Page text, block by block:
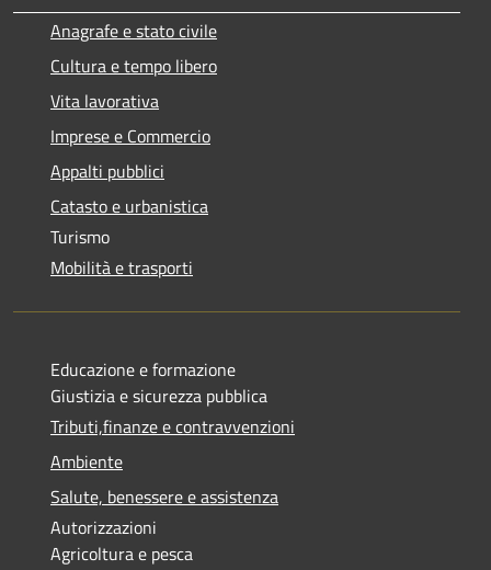
Anagrafe e stato civile
Cultura e tempo libero
Vita lavorativa
Imprese e Commercio
Appalti pubblici
Catasto e urbanistica
Turismo
Mobilità e trasporti
Educazione e formazione
Giustizia e sicurezza pubblica
Tributi,finanze e contravvenzioni
Ambiente
Salute, benessere e assistenza
Autorizzazioni
Agricoltura e pesca